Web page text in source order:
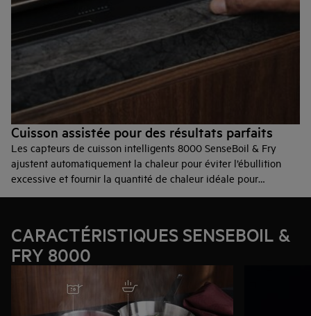
Cuisson assistée pour des résultats parfaits
Les capteurs de cuisson intelligents 8000 SenseBoil & Fry
ajustent automatiquement la chaleur pour éviter l’ébullition
excessive et fournir la quantité de chaleur idéale pour
CARACTÉRISTIQUES SENSEBOIL &
FRY 8000